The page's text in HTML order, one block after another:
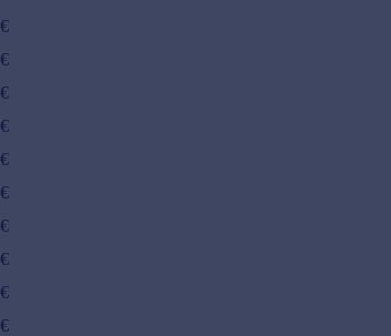
€
€
€
€
€
€
€
€
€
€